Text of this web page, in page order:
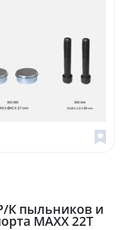
К пыльников и
MAXX 22T